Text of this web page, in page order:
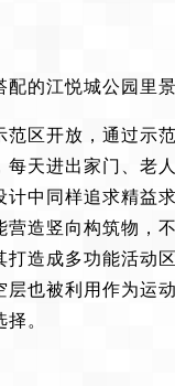
配的江悦城公园里
区开放，通过示
每天进出家门、老
中同样追求精益
造竖向构筑物，
造成多功能活动
也被利用作为运
。